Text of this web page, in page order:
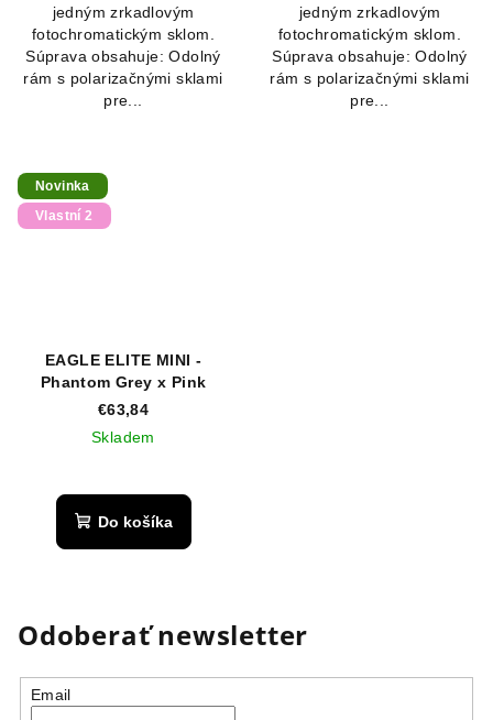
jedným zrkadlovým
fotochromatickým sklom.
Súprava obsahuje: Odolný
rám s polarizačnými sklami
pre...
jedným zrkadlovým
fotochromatickým sklom.
Súprava obsahuje: Odolný
rám s polarizačnými sklami
pre...
Novinka
Vlastní 2
EAGLE ELITE MINI -
Phantom Grey x Pink
€63,84
Skladem
Do košíka
Odoberať newsletter
Email